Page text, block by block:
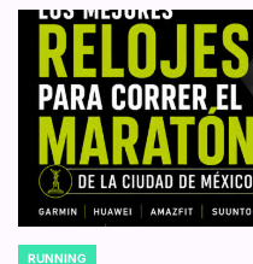
RUNNING